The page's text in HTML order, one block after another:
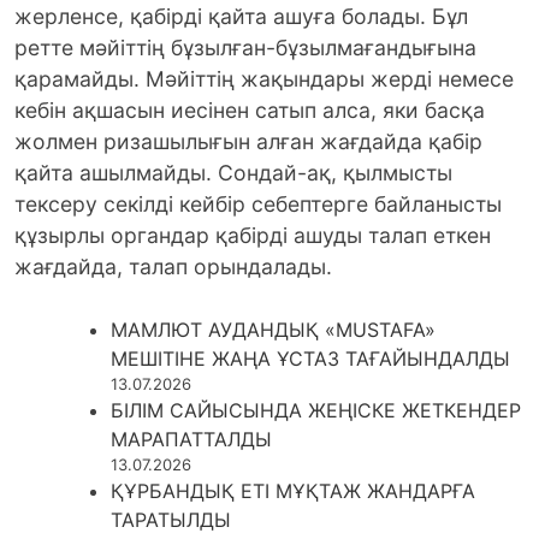
жерленсе, қабірді қайта ашуға болады. Бұл
ретте мәйiттiң бұзылған-бұзылмағандығына
қарамайды. Мәйіттің жақындары жерді немесе
кебін ақшасын иесінен сатып алса, яки басқа
жолмен ризашылығын алған жағдайда қабір
қайта ашылмайды. Сондай-ақ, қылмысты
тексеру секілді кейбір себептерге байланысты
құзырлы органдар қабірді ашуды талап еткен
жағдайда, талап орындалады.
МАМЛЮТ АУДАНДЫҚ «MUSTAFA»
МЕШІТІНЕ ЖАҢА ҰСТАЗ ТАҒАЙЫНДАЛДЫ
13.07.2026
БІЛІМ САЙЫСЫНДА ЖЕҢІСКЕ ЖЕТКЕНДЕР
МАРАПАТТАЛДЫ
13.07.2026
ҚҰРБАНДЫҚ ЕТІ МҰҚТАЖ ЖАНДАРҒА
ТАРАТЫЛДЫ